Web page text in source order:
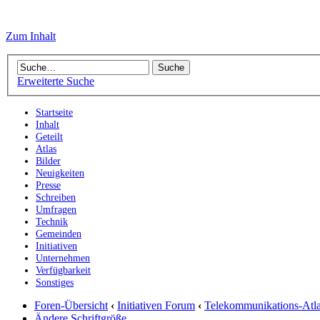
Zum Inhalt
Erweiterte Suche
Startseite
Inhalt
Geteilt
Atlas
Bilder
Neuigkeiten
Presse
Schreiben
Umfragen
Technik
Gemeinden
Initiativen
Unternehmen
Verfügbarkeit
Sonstiges
Foren-Übersicht ‹ Initiativen Forum ‹ Telekommunikations-